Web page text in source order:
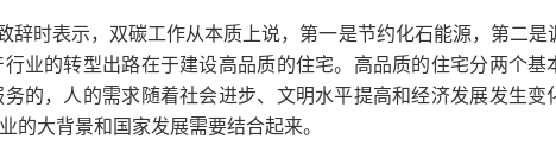
时表示，双碳工作从本质上说，第一是节约化石能源，第二是
业的转型出路在于建设高品质的住宅。高品质的住宅分两个基
的，人的需求随着社会进步、文明水平提高和经济发展发生变
的大背景和国家发展需要结合起来。